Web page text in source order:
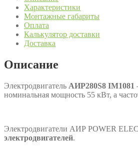
кВт
мин
Характеристики
Монтажные габариты
Оплата
Калькулятор доставки
Доставка
Описание
Электродвигатель АИР280S8 IM1081
номинальная мощность 55 кВт, а
Электродвигатели АИР POWER
электродвигателей.